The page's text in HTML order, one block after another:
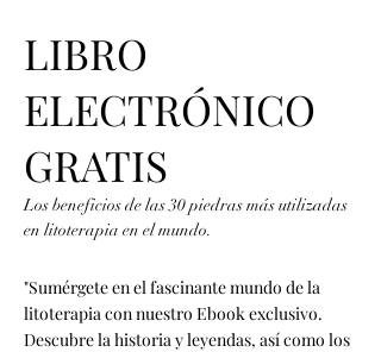
LIBRO
ELECTRÓNICO
GRATIS
Los beneficios de las 30 piedras más utilizadas
en litoterapia en el mundo.
"Sumérgete en el fascinante mundo de la
litoterapia con nuestro Ebook exclusivo.
Descubre la historia y leyendas, así como los